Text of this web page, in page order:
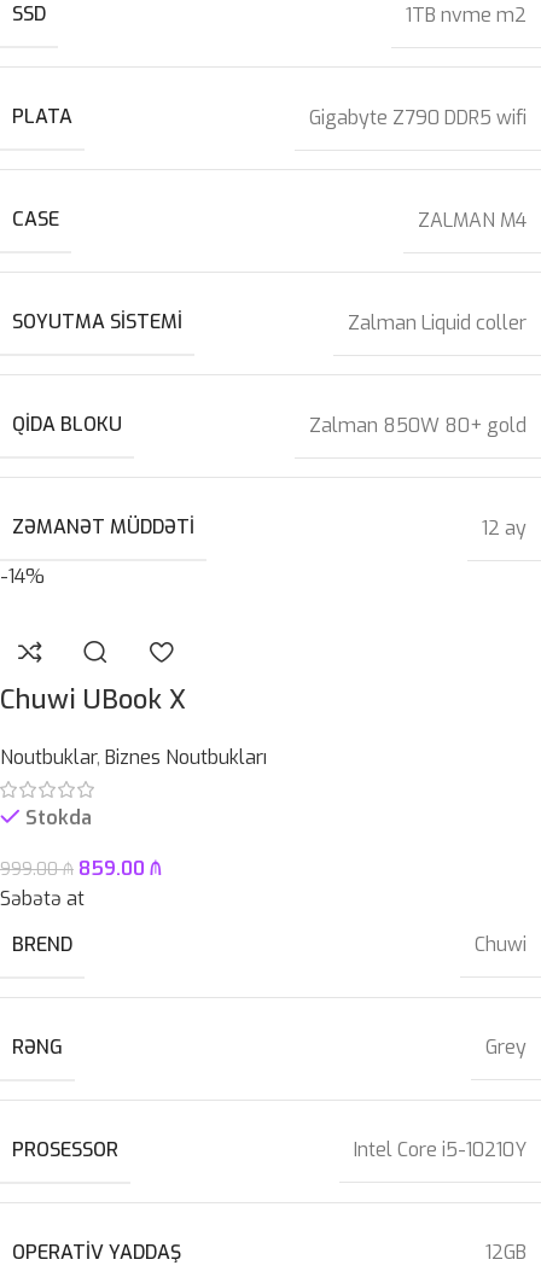
SSD 1TB nvme m2
PLATA Gigabyte Z790 DDR5 wifi
CASE ZALMAN M4
SOYUTMA SISTEMI Zalman Liquid coller
QIDA BLOKU Zalman 850W 80+ gold
ZƏMANƏT MÜDDƏTI
12 ay
-14%
Chuwi UBook X
Noutbuklar, Biznes Noutbukları
Stokda
999.00₼ 859.00 ₼
Səbətə at
BREND
Chuwi
RƏNG Grey
PROSESSOR Intel Core i5-10210Y
OPERATIV YADDAŞ 12GB